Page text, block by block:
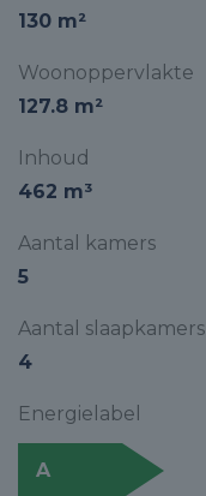
130 m²
Woonoppervlakte
127.8 m²
Inhoud
462 m³
Aantal kamers
5
Aantal slaapkamers
4
Energielabel
A